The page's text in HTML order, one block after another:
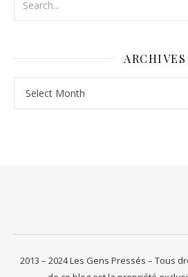
ARCHIVES
2013 – 2024 Les Gens Pressés – Tous